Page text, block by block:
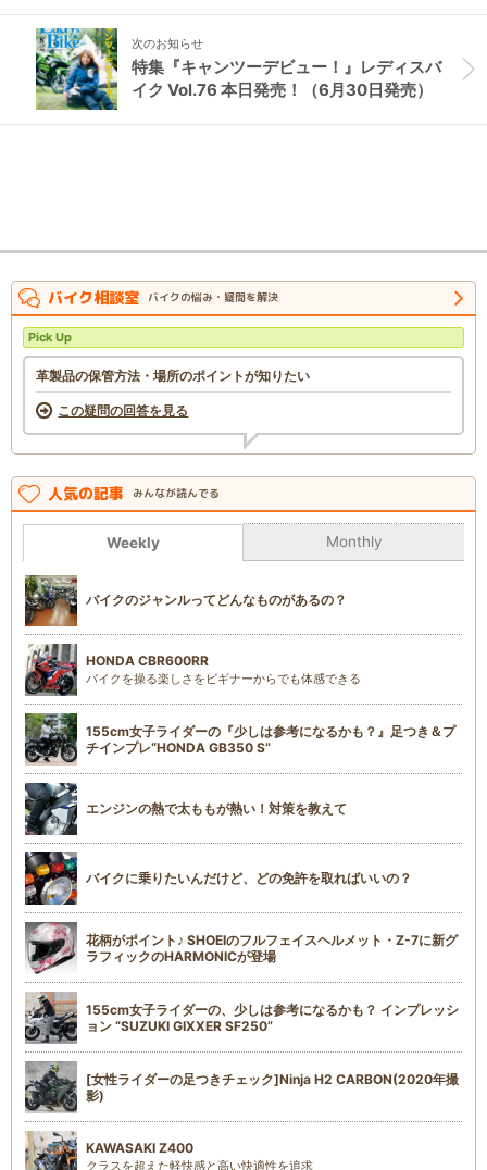
次のお知らせ
特集『キャンツーデビュー！』レディスバ
イク Vol.76 本日発売！（6月30日発売）
バイク相談室 バイクの悩み・疑問を解決
Pick Up
革製品の保管方法・場所のポイントが知りたい
この疑問の回答を見る
人気の記事 みんなが読んでる
Weekly Monthly
バイクのジャンルってどんなものがあるの？
HONDA CBR600RR
バイクを操る楽しさをビギナーからでも体感できる
155cm女子ライダーの『少しは参考になるかも？』足つき＆プ
チインプレ“HONDA GB350 S”
エンジンの熱で太ももが熱い！対策を教えて
バイクに乗りたいんだけど、どの免許を取ればいいの？
花柄がポイント♪ SHOEIのフルフェイスヘルメット・Z-7に新グ
ラフィックのHARMONICが登場
155cm女子ライダーの、少しは参考になるかも？ インプレッシ
ョン “SUZUKI GIXXER SF250”
[女性ライダーの足つきチェック]Ninja H2 CARBON(2020年撮
影)
KAWASAKI Z400
クラスを超えた軽快感と高い快適性を追求